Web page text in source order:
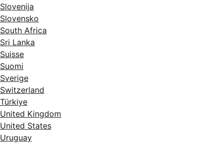
Slovenija
Slovensko
South Africa
Sri Lanka
Suisse
Suomi
Sverige
Switzerland
Türkiye
United Kingdom
United States
Uruguay